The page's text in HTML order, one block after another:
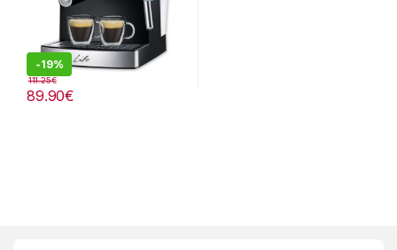
-19%
89.90€
111.25€